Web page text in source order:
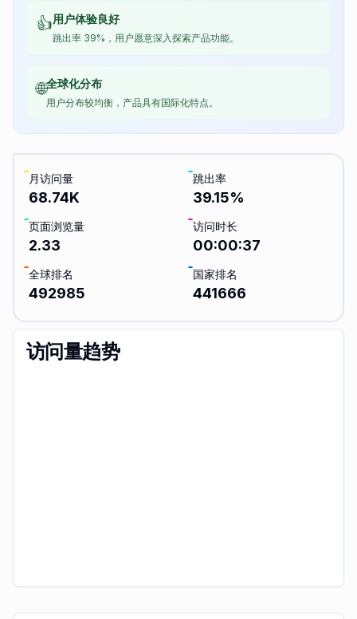
👍用户体验良好
跳出率 39%，用户愿意深入探索产品功能。
🌐全球化分布
用户分布较均衡，产品具有国际化特点。
月访问量
68.74K
跳出率
39.15%
页面浏览量
2.33
访问时长
00:00:37
全球排名
492985
国家排名
441666
访问量趋势